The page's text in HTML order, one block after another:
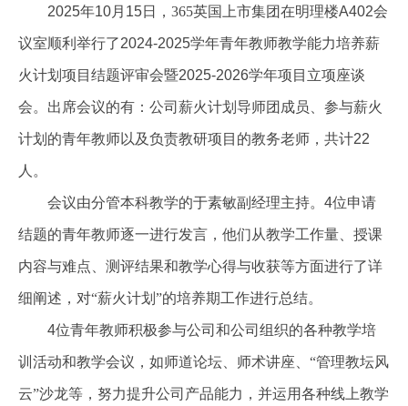
2025年10月 15日，365英国上市集团在明理楼A402会
议室顺利举行了2024-2025学年青年教师教学能力培养薪
火计划项目结题评审会暨2025-2026学年项目立项座谈
会。出席会议的有：公司薪火计划导师团成员、参与薪火
计划的青年教师以及负责教研项目的教务老师，共计22
人。
会议由分管本科教学的于素敏副经理主持。 4位申请
结题的青年教师逐一进行发言，他们从教学工作量、授课
内容与难点、测评结果和教学心得与收获等方面进行了详
细阐述，对“薪火计划”的培养期工作进行总结。
4位青年教师积极参与公司和公司组织的各种教学培
训活动和教学会议，如师道论坛、师术讲座、“管理教坛风
云”沙龙等，努力提升公司产品能力，并运用各种线上教学